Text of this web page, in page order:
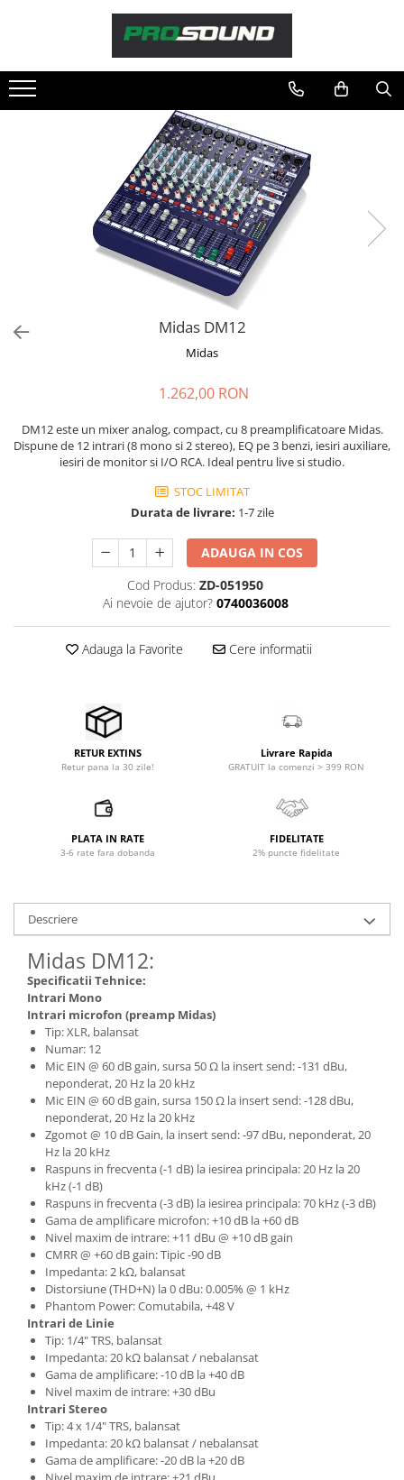
Sonorizare / PA
Adresare publica 100V
Amplificatoare Audio
Ecrane de difuzie
Playere si Recordere
Stabilizatoare de tensiune UPS si
Power Conditioner
Unelte Audio
Microfoane
Accesorii de microfoane
Capsule de microfon
Case-uri de microfoane
Microfoane de broadcast
Microfoane de instrumente
Microfoane de studio
Microfoane de voce si live
Microfoane lavaliera si headset
Microfoane podcast, USB, iOS /
Microfoane pt instalatii si
conferinta
Microfoane Ribbon
Microfoane Suspendabile
Microfoane wireless si sisteme
Stative de microfon
Studio si inregistrari
Accesorii de microfoane
Accesorii de rack
Accesorii echipamente de studio
Clape MIDI
Controllere MIDI - USB DAW
Controllere monitoare de studio
Convertoare AD/DA
Interfete audio
Interfete MIDI si Cabluri Midi-USB
Microfoane de studio
Monitoare de studio
Pop filtre
Preamplificatoare
Protectii antifonice pentru urechi
Rack studio
Recordere de studio
Recordere portabile
Sintetizatoare
Standuri si stative de monitoare
Subwoofere de studio
Tratament acustic
Midas DM12
Midas
1.262,00 RON
DM12 este un mixer analog, compact, cu 8 preamplificatoare Midas.
Dispune de 12 intrari (8 mono si 2 stereo), EQ pe 3 benzi, iesiri auxiliare,
iesiri de monitor si I/O RCA. Ideal pentru live si studio.
STOC LIMITAT
Durata de livrare: 1-7 zile
ADAUGA IN COS
Cod Produs: ZD-051950
Ai nevoie de ajutor? 0740036008
Adauga la Favorite Cere informatii
RETUR EXTINS
Retur pana la 30 zile!
Livrare Rapida
GRATUIT la comenzi > 399 RON
PLATA IN RATE
3-6 rate fara dobanda
FIDELITATE
2% puncte fidelitate
Descriere
Midas DM12:
Specificatii Tehnice:
Intrari Mono
Intrari microfon (preamp Midas)
Tip: XLR, balansat
Numar: 12
Mic EIN @ 60 dB gain, sursa 50 Ω la insert send: -131 dBu,
neponderat, 20 Hz la 20 kHz
Mic EIN @ 60 dB gain, sursa 150 Ω la insert send: -128 dBu,
neponderat, 20 Hz la 20 kHz
Zgomot @ 10 dB Gain, la insert send: -97 dBu, neponderat, 20
Hz la 20 kHz
Raspuns in frecventa (-1 dB) la iesirea principala: 20 Hz la 20
kHz (-1 dB)
Raspuns in frecventa (-3 dB) la iesirea principala: 70 kHz (-3 dB)
Gama de amplificare microfon: +10 dB la +60 dB
Nivel maxim de intrare: +11 dBu @ +10 dB gain
CMRR @ +60 dB gain: Tipic -90 dB
Impedanta: 2 kΩ, balansat
Distorsiune (THD+N) la 0 dBu: 0.005% @ 1 kHz
Phantom Power: Comutabila, +48 V
Intrari de Linie
Tip: 1/4" TRS, balansat
Impedanta: 20 kΩ balansat / nebalansat
Gama de amplificare: -10 dB la +40 dB
Nivel maxim de intrare: +30 dBu
Intrari Stereo
Tip: 4 x 1/4" TRS, balansat
Impedanta: 20 kΩ balansat / nebalansat
Gama de amplificare: -20 dB la +20 dB